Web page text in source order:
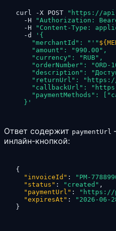
curl -X POST
"https://
  -H
"Authorization:
  -H
"Content-Type:
  -d
'{
    "merchantId": "'
"
    "amount": "990.00",
    "currency": "RUB",
"orderNumber": "ORD-
"description":
"returnUrl":
"callbackUrl":
"paymentMethods":
  }'
Ответ содержит paymentUrl
инлайн-кнопкой:
{
"invoiceId" : "PM-
"status" : "created" ,
"paymentUrl" :
"https://
"expiresAt" :
"2026-06-
}